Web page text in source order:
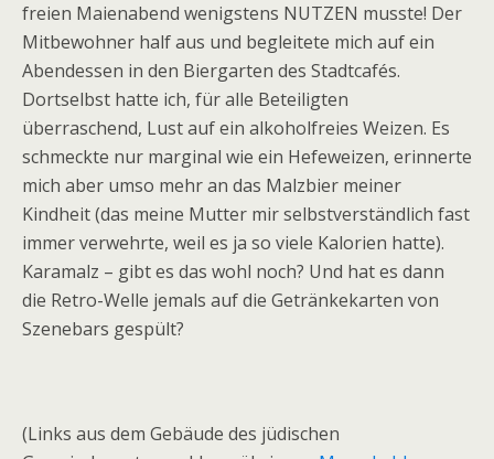
freien Maienabend wenigstens NUTZEN musste! Der
Mitbewohner half aus und begleitete mich auf ein
Abendessen in den Biergarten des Stadtcafés.
Dortselbst hatte ich, für alle Beteiligten
überraschend, Lust auf ein alkoholfreies Weizen. Es
schmeckte nur marginal wie ein Hefeweizen, erinnerte
mich aber umso mehr an das Malzbier meiner
Kindheit (das meine Mutter mir selbstverständlich fast
immer verwehrte, weil es ja so viele Kalorien hatte).
Karamalz – gibt es das wohl noch? Und hat es dann
die Retro-Welle jemals auf die Getränkekarten von
Szenebars gespült?
(Links aus dem Gebäude des jüdischen